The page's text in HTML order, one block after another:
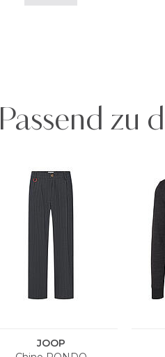
Passend zu